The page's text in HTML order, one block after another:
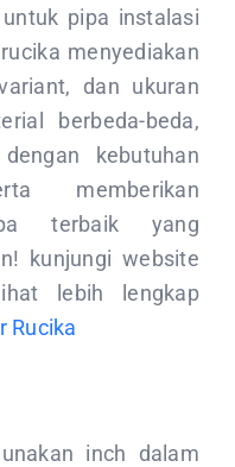
pipa instalasi
menyediakan
dan ukuran
berbeda-beda,
kebutuhan
memberikan
terbaik yang
kunjungi website
lebih lengkap
Rucika
inch dalam